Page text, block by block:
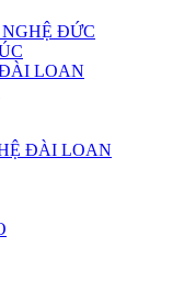
ĐỨC
LOAN
ĐÀI LOAN